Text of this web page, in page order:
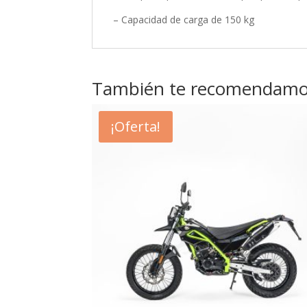
– Capacidad de carga de 150 kg
También te
¡Oferta!